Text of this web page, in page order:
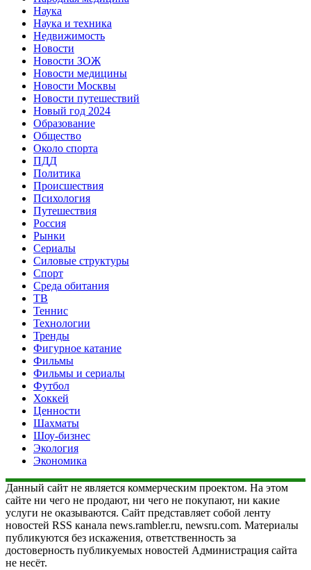
Наука
Наука и техника
Недвижимость
Новости
Новости ЗОЖ
Новости медицины
Новости Москвы
Новости путешествий
Новый год 2024
Образование
Общество
Около спорта
ПДД
Политика
Происшествия
Психология
Путешествия
Россия
Рынки
Сериалы
Силовые структуры
Спорт
Среда обитания
ТВ
Теннис
Технологии
Тренды
Фигурное катание
Фильмы
Фильмы и сериалы
Футбол
Хоккей
Ценности
Шахматы
Шоу-бизнес
Экология
Экономика
Данный сайт не является коммерческим проектом. На этом
сайте ни чего не продают, ни чего не покупают, ни какие
услуги не оказываются. Сайт представляет собой ленту
новостей RSS канала news.rambler.ru, newsru.com. Материалы
публикуются без искажения, ответственность за
достоверность публикуемых новостей Администрация сайта
не несёт.